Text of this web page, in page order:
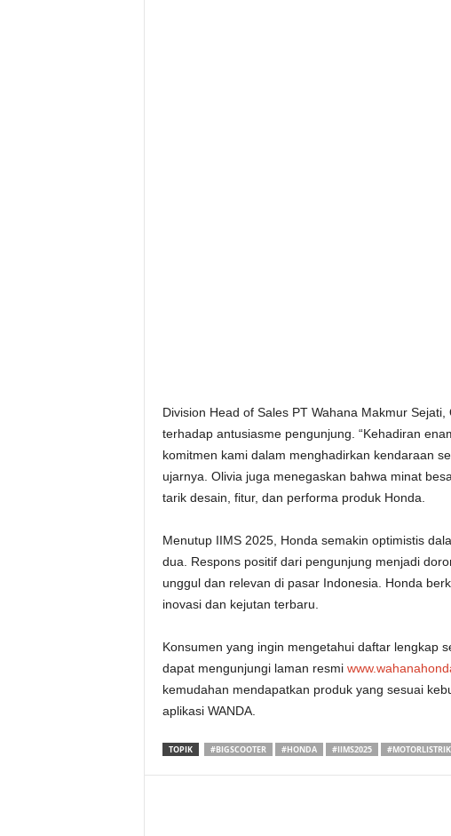
Division Head of Sales PT Wahana Makmur
terhadap antusiasme pengunjung. “Kehadiran
komitmen kami dalam menghadirkan kendaraan
ujarnya. Olivia juga menegaskan bahwa minat
tarik desain, fitur, dan performa produk Honda.
Menutup IIMS 2025, Honda semakin optimistis
dua. Respons positif dari pengunjung menjadi
unggul dan relevan di pasar Indonesia. Honda
inovasi dan kejutan terbaru.
Konsumen yang ingin mengetahui daftar lengkap
dapat mengunjungi laman resmi
kemudahan mendapatkan produk yang sesuai
aplikasi WANDA.
TOPIK #BIGSCOOTER #HONDA #IIMS2025 #MOTORLISTRIK